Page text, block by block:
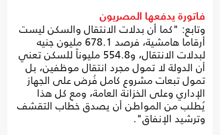
فاتورة يدفعها المصريون
وتابع: "كما أن بدلات الانتقال والسكن ليست
أرقاما هامشية، فرصد 678.1 مليون جنيه
لبدلات الانتقال، و554.8 مليوناً للسكن تعني
أن الدولة لا تمول مجرد انتقال موظفين، بل
تمول تبعات مشروع كامل فُرض على الجهاز
الإداري وعلى الخزانة العامة، ومع كل هذا
يُطلب من المواطن أن يصدق خطاب التقشف
وترشيد الإنفاق".